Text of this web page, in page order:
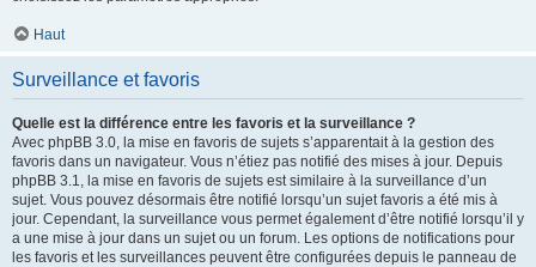
Haut
Surveillance et favoris
Quelle est la différence entre les favoris et la surveillance ?
Avec phpBB 3.0, la mise en favoris de sujets s’apparentait à la gestion des
favoris dans un navigateur. Vous n’étiez pas notifié des mises à jour. Depuis
phpBB 3.1, la mise en favoris de sujets est similaire à la surveillance d’un
sujet. Vous pouvez désormais être notifié lorsqu’un sujet favoris a été mis à
jour. Cependant, la surveillance vous permet également d’être notifié lorsqu’il y
a une mise à jour dans un sujet ou un forum. Les options de notifications pour
les favoris et les surveillances peuvent être configurées depuis le panneau de